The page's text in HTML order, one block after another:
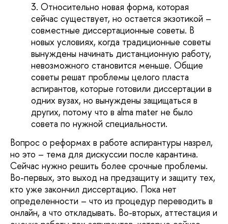
Относительно новая форма, которая
сейчас существует, но остается экзотикой –
совместные диссертационные советы. В
новых условиях, когда традиционные советы
вынуждены начинать дистанционную работу,
невозможного становится меньше. Общие
советы решат проблемы целого пласта
аспирантов, которые готовили диссертации в
одних вузах, но вынуждены защищаться в
других, потому что в alma mater не было
совета по нужной специальности.
Вопрос о реформах в работе аспирантуры назрел,
но это – тема для дискуссии после карантина.
Сейчас нужно решить более срочные проблемы.
Во-первых, это выход на предзащиту и защиту тех,
кто уже закончил диссертацию. Пока нет
определенности – что из процедур переводить в
онлайн, а что откладывать. Во-вторых, аттестация и